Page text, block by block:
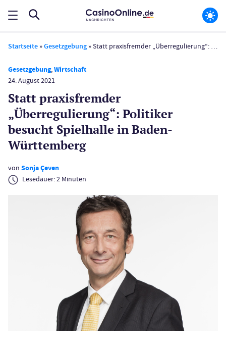
Startseite »Gesetzgebung »Statt praxisfremder „Überregulierung“: Politiker besucht Spielhalle in Baden-Württemberg
Gesetzgebung,Wirtschaft
24. August 2021
Statt praxisfremder
„Überregulierung“: Politiker
besucht Spielhalle in Baden-
Württemberg
von Sonja Çeven
Lesedauer:2 Minuten